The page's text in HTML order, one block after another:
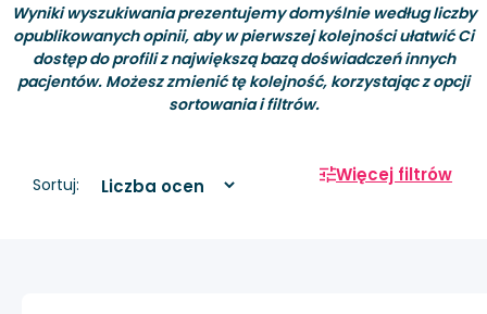
Wyniki wyszukiwania prezentujemy domyślnie według liczby
opublikowanych opinii, aby w pierwszej kolejności ułatwić Ci
dostęp do profili z największą bazą doświadczeń innych
pacjentów. Możesz zmienić tę kolejność, korzystając z opcji
sortowania i filtrów.
Sortuj: Więcej filtrów